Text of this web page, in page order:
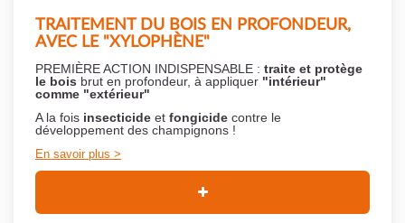
TRAITEMENT DU BOIS EN PROFONDEUR,
AVEC LE "XYLOPHÈNE"
PREMIÈRE ACTION INDISPENSABLE : traite et protège
le bois brut en profondeur, à appliquer "intérieur"
comme "extérieur"
A la fois insecticide et fongicide contre le
développement des champignons !
En savoir plus